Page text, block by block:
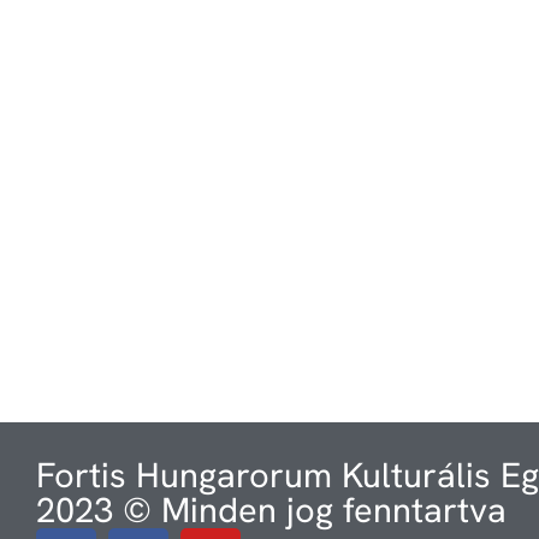
Fortis Hungarorum Kulturális
2023 © Minden jog fenntartva